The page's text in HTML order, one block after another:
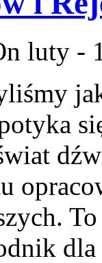
luty -
dla